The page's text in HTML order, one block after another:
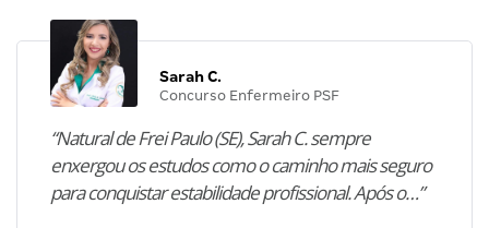
Sarah C.
Concurso Enfermeiro PSF
“Natural de Frei Paulo (SE), Sarah C. sempre
enxergou os estudos como o caminho mais seguro
para conquistar estabilidade profissional. Após o…”